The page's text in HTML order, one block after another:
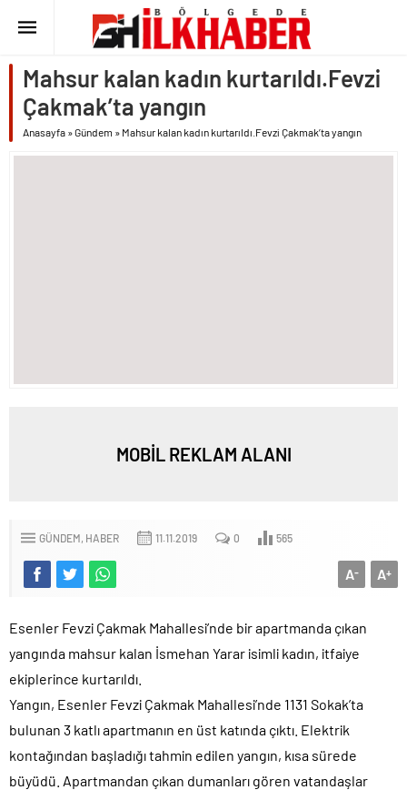
Mahsur kalan kadın kurtarıldı.Fevzi
Çakmak’ta yangın
Anasayfa »Gündem » Mahsur kalan kadın kurtarıldı.Fevzi Çakmak’ta yangın
MOBİL REKLAM ALANI
GÜNDEM HABER 11.11.2019 0 565
A+
A-
Esenler Fevzi Çakmak Mahallesi’nde bir apartmanda çıkan
yangında mahsur kalan İsmehan Yarar isimli kadın, itfaiye
ekiplerince kurtarıldı.
Yangın, Esenler Fevzi Çakmak Mahallesi’nde 1131 Sokak’ta
bulunan 3 katlı apartmanın en üst katında çıktı. Elektrik
kontağından başladığı tahmin edilen yangın, kısa sürede
büyüdü. Apartmandan çıkan dumanları gören vatandaşlar